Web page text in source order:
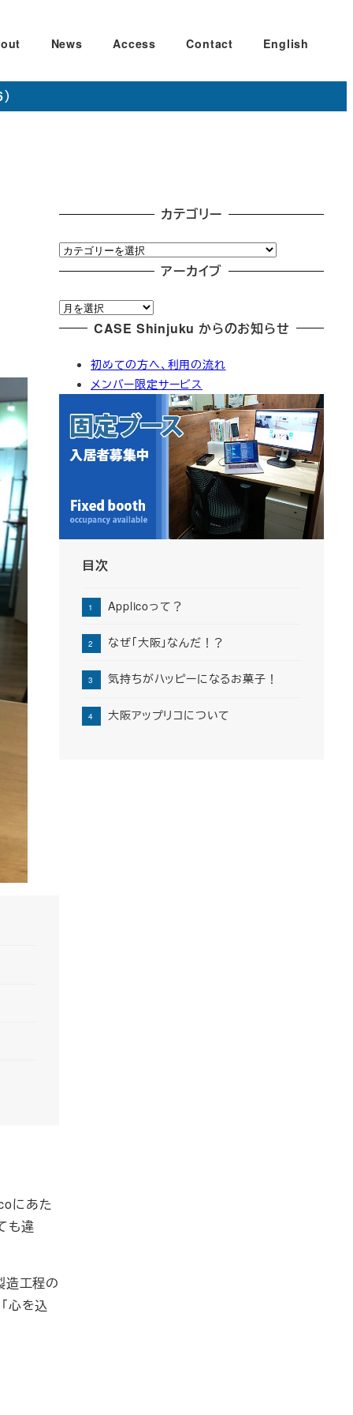
News Access Contact English
にあた
も違
造工程の
心を込
カテゴリー
カ
テ
リ
ー
アーカイブ
ア
ー
CASE Shinjuku からのお知らせ
初めての方へ、利用の流れ
メンバー限定サービス
目次
Applicoって？
なぜ「大阪」なんだ！？
気持ちがハッピーになるお菓子！
大阪アップリコについて